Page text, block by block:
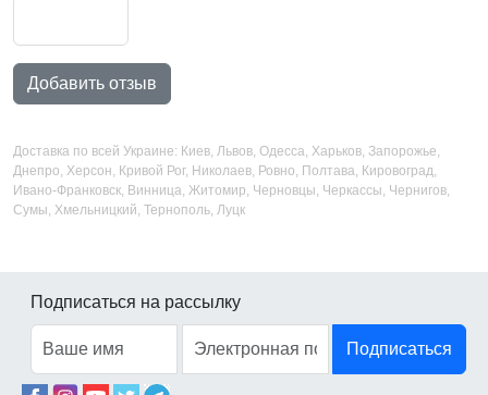
Добавить отзыв
Доставка по всей Украине: Киев, Львов, Одесса, Харьков, Запорожье,
Днепро, Херсон, Кривой Рог, Николаев, Ровно, Полтава, Кировоград,
Ивано-Франковск, Винница, Житомир, Черновцы, Черкассы, Чернигов,
Сумы, Хмельницкий, Тернополь, Луцк
Подписаться на рассылку
Подписаться